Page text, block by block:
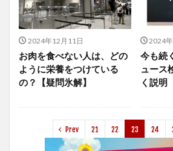
2024年12月11日
お肉を食べない人は、どの
ように栄養をつけている
の？【疑問氷解】
2024
今も
ュース
く説明
Prev 21 22 23 24